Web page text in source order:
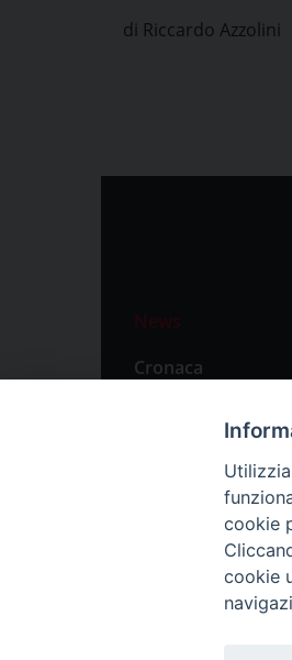
di Riccardo Azzolini
News
Cronaca
Primo Piano
cookie
cookie